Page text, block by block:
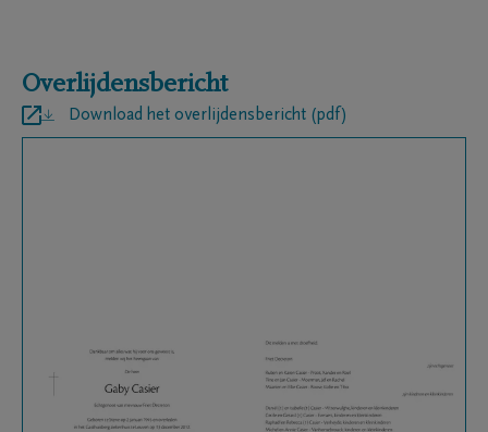
Overlijdensbericht
Download het overlijdensbericht (pdf)